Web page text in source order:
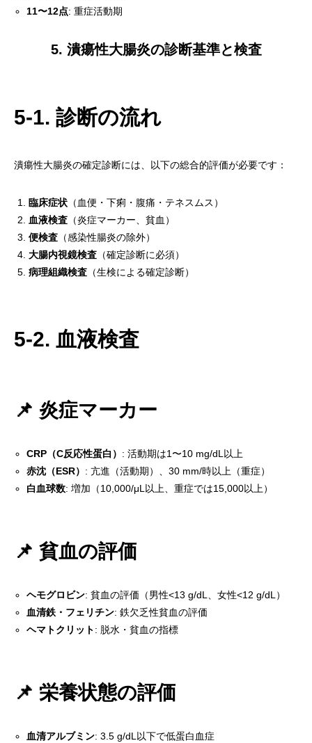
11〜12点: 重症活動期
5. 潰瘍性大腸炎の診断基準と検査
5-1. 診断の流れ
潰瘍性大腸炎の確定診断には、以下の総合的評価が必要です：
臨床症状 （血便・下痢・腹痛・テネスムス）
血液検査 （炎症マーカー、貧血）
便検査 （感染性腸炎の除外）
大腸内視鏡検査 （確定診断に必須）
病理組織検査 （生検による確定診断）
5-2. 血液検査
📌 炎症マーカー
CRP（C反応性蛋白） : 活動期は1〜10 mg/dL以上
赤沈（ESR） : 亢進（活動期）、30 mm/時以上（重症）
白血球数: 増加（10,000/μL以上、重症では15,000以上）
📌 貧血の評価
ヘモグロビン: 貧血の評価（男性<13 g/dL、女性<12 g/dL）
血清鉄・フェリチン: 鉄欠乏性貧血の評価
ヘマトクリット: 脱水・貧血の指標
📌 栄養状態の評価
血清アルブミン: 3.5 g/dL以下で低蛋白血症